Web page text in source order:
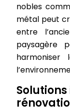
nobles
métal peut
entre
paysagère
harmoniser